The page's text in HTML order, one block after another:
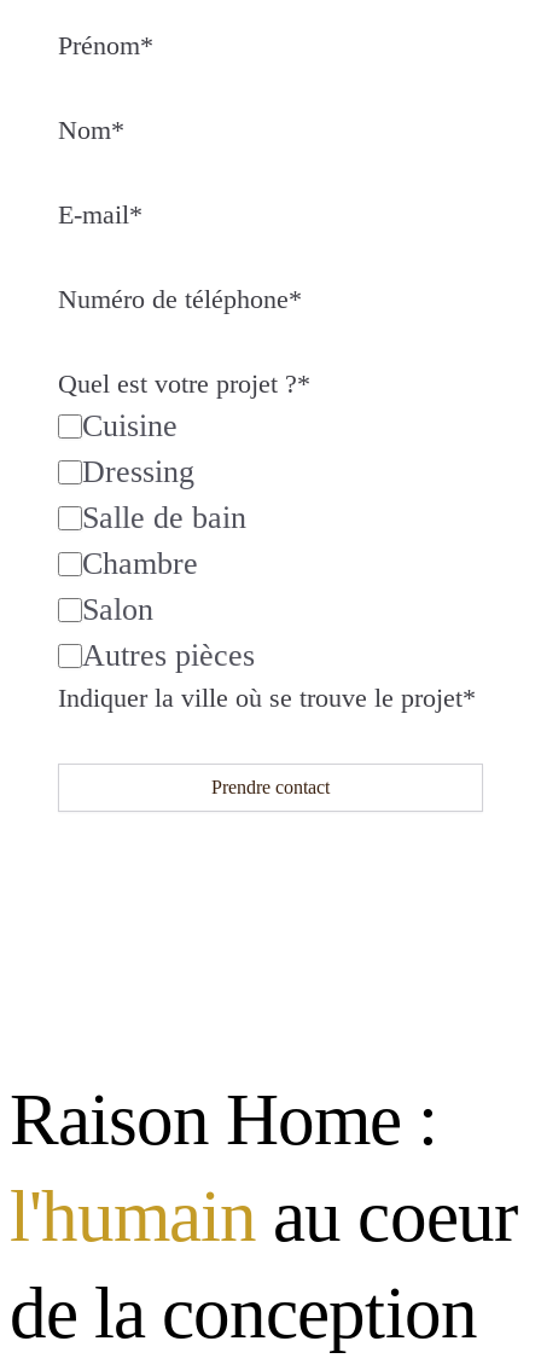
Prénom*
Nom*
E-mail*
Numéro de téléphone*
Quel est votre projet ?*
Cuisine
Dressing
Salle de bain
Chambre
Salon
Autres pièces
Indiquer la ville où se trouve le projet*
Raison Home :
l'humain au coeur
de la conception